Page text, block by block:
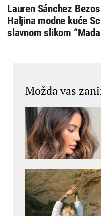
Lauren Sánchez
Haljina modne kuće
slavnom slikom
Možda vas